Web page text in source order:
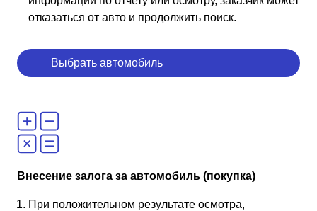
отказаться от авто и продолжить поиск.
Выбрать автомобиль
Внесение залога за автомобиль (покупка)
При положительном результате осмотра,